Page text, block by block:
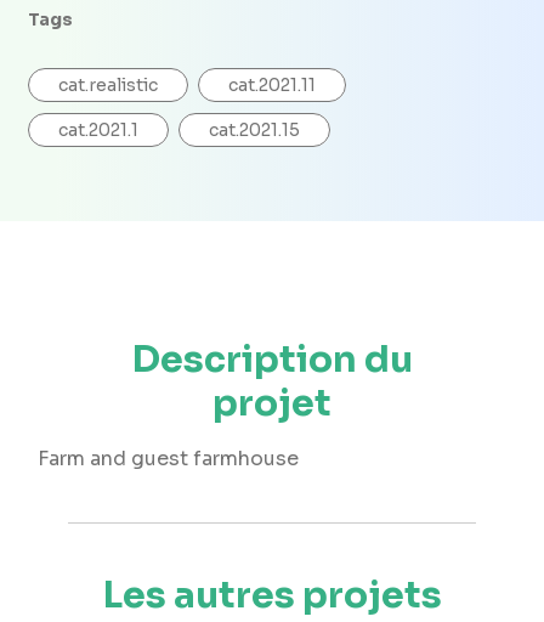
Tags
cat.realistic cat.2021.11
cat.2021.1 cat.2021.15
Description du
projet
Farm and guest farmhouse
Les autres projets